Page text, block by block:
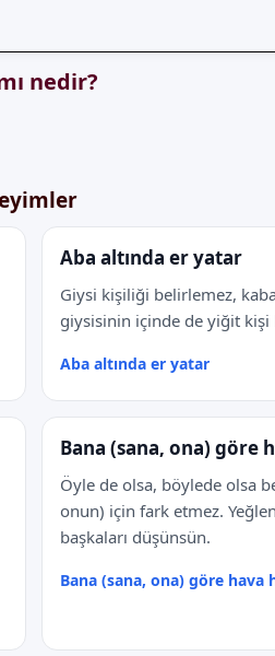
nedir?
Aba altında er yatar
Giysi kişiliği belirlemez,
giysisinin içinde de yiğit kişi
Aba altında er yatar
Bana (sana, ona) göre
Öyle de olsa, böylede olsa
onun) için fark etmez.
başkaları düşünsün.
Bana (sana, ona) göre hava